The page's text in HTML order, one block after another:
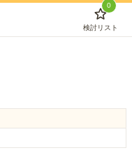
0
検討リスト